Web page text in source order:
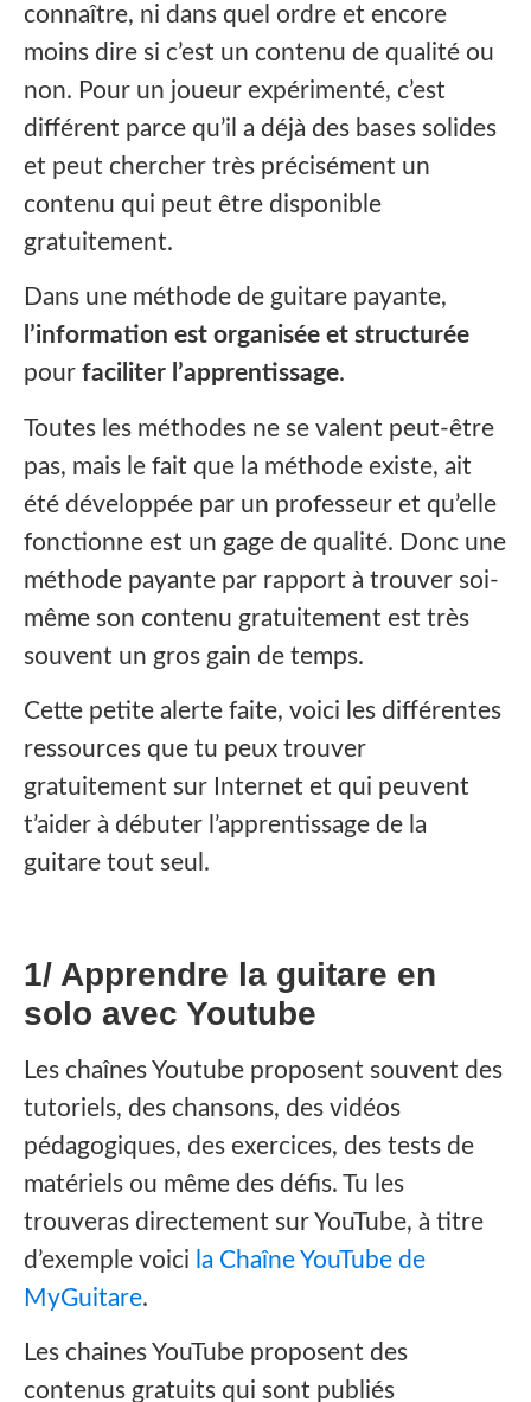
connaître, ni dans quel ordre et encore
moins dire si c’est un contenu de qualité ou
non. Pour un joueur expérimenté, c’est
différent parce qu’il a déjà des bases solides
et peut chercher très précisément un
contenu qui peut être disponible
gratuitement.
Dans une méthode de guitare payante,
l’information est organisée et structurée
pour faciliter l’apprentissage.
Toutes les méthodes ne se valent peut-être
pas, mais le fait que la méthode existe, ait
été développée par un professeur et qu’elle
fonctionne est un gage de qualité. Donc une
méthode payante par rapport à trouver soi-
même son contenu gratuitement est très
souvent un gros gain de temps.‍
Cette petite alerte faite, voici les différentes
ressources que tu peux trouver
gratuitement sur Internet et qui peuvent
t’aider à débuter l’apprentissage de la
guitare tout seul.
1/ Apprendre la guitare en
solo avec Youtube
‍Les chaînes Youtube proposent souvent des
tutoriels, des chansons, des vidéos
pédagogiques, des exercices, des tests de
matériels ou même des défis. Tu les
trouveras directement sur YouTube, à titre
d’exemple voici la Chaîne YouTube de
MyGuitare.
Les chaines YouTube proposent des
contenus gratuits qui sont publiés